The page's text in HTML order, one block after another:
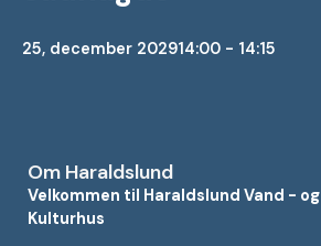
25, december 202914:00 - 14:15
Om Haraldslund
Velkommen til Haraldslund Vand - og
Kulturhus